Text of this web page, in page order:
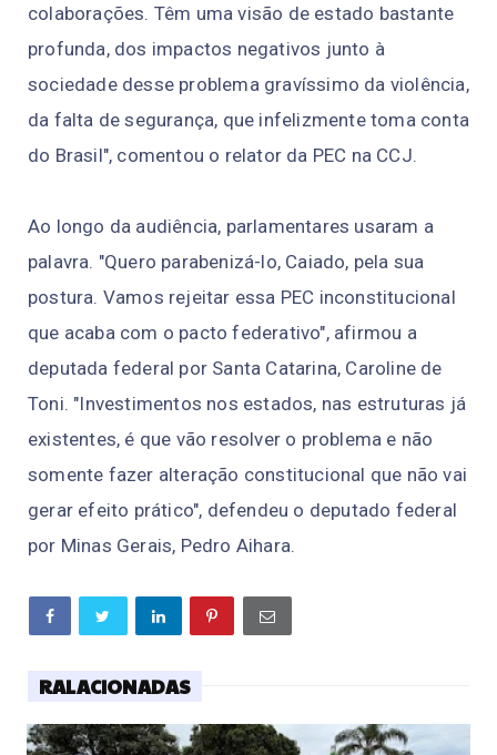
colaborações. Têm uma visão de estado bastante
profunda, dos impactos negativos junto à
sociedade desse problema gravíssimo da violência,
da falta de segurança, que infelizmente toma conta
do Brasil", comentou o relator da PEC na CCJ.
Ao longo da audiência, parlamentares usaram a
palavra. "Quero parabenizá-lo, Caiado, pela sua
postura. Vamos rejeitar essa PEC inconstitucional
que acaba com o pacto federativo", afirmou a
deputada federal por Santa Catarina, Caroline de
Toni. "Investimentos nos estados, nas estruturas já
existentes, é que vão resolver o problema e não
somente fazer alteração constitucional que não vai
gerar efeito prático", defendeu o deputado federal
por Minas Gerais, Pedro Aihara.
RALACIONADAS